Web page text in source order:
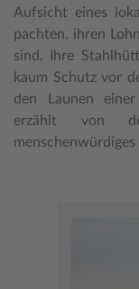
Aufsicht eines
pachten, ihren
sind. Ihre
kaum Schutz vor
den Launen
erzählt von
menschenwürdiges